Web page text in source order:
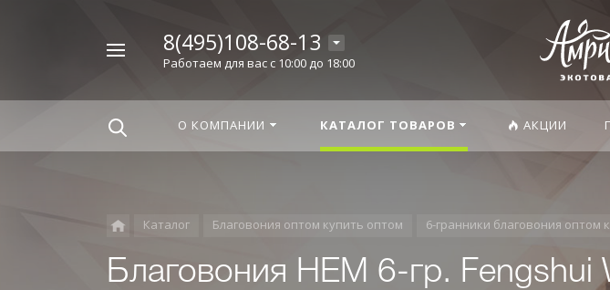
8(495)108-68-13
Работаем для вас с 10:00 до 18:00
О КОМПАНИИ КАТАЛОГ ТОВАРОВ АКЦИИ
Каталог Благовония оптом купить оптом 6-гранники благовония оптом
Благовония HEM 6-гр.